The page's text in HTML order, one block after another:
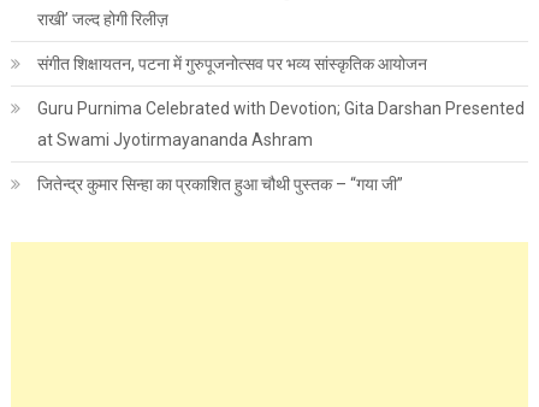
राखी’ जल्द होगी रिलीज़
संगीत शिक्षायतन, पटना में गुरुपूजनोत्सव पर भव्य सांस्कृतिक आयोजन
Guru Purnima Celebrated with Devotion; Gita Darshan Presented
at Swami Jyotirmayananda Ashram
जितेन्द्र कुमार सिन्हा का प्रकाशित हुआ चौथी पुस्तक – “गया जी”